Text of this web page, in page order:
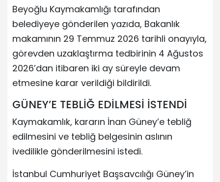
Beyoğlu Kaymakamlığı tarafından
belediyeye gönderilen yazıda, Bakanlık
makamının 29 Temmuz 2026 tarihli onayıyla,
görevden uzaklaştırma tedbirinin 4 Ağustos
2026’dan itibaren iki ay süreyle devam
etmesine karar verildiği bildirildi.
GÜNEY’E TEBLİĞ EDİLMESİ İSTENDİ
Kaymakamlık, kararın İnan Güney’e tebliğ
edilmesini ve tebliğ belgesinin aslının
ivedilikle gönderilmesini istedi.
İstanbul Cumhuriyet Başsavcılığı Güney’in